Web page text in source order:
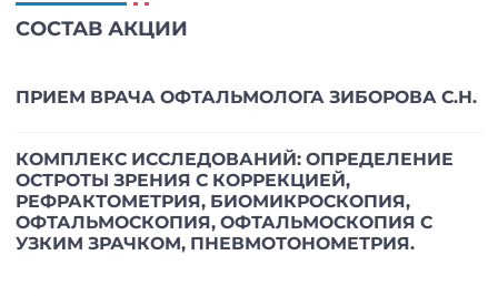
СОСТАВ АКЦИИ
ПРИЕМ ВРАЧА ОФТАЛЬМОЛОГА ЗИБОРОВА С.Н.
КОМПЛЕКС ИССЛЕДОВАНИЙ: ОПРЕДЕЛЕНИЕ
ОСТРОТЫ ЗРЕНИЯ С КОРРЕКЦИЕЙ,
РЕФРАКТОМЕТРИЯ, БИОМИКРОСКОПИЯ,
ОФТАЛЬМОСКОПИЯ, ОФТАЛЬМОСКОПИЯ С
УЗКИМ ЗРАЧКОМ, ПНЕВМОТОНОМЕТРИЯ.